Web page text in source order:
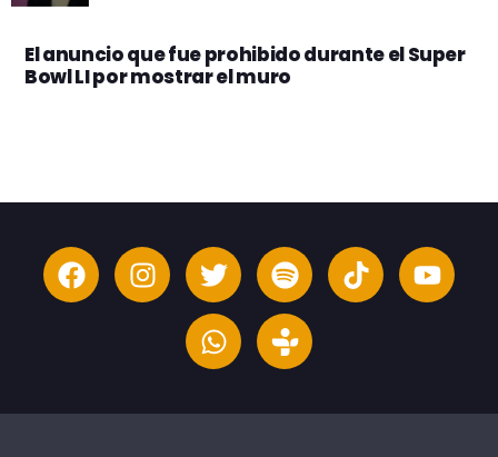
El anuncio que fue prohibido durante el Super
Bowl LI por mostrar el muro